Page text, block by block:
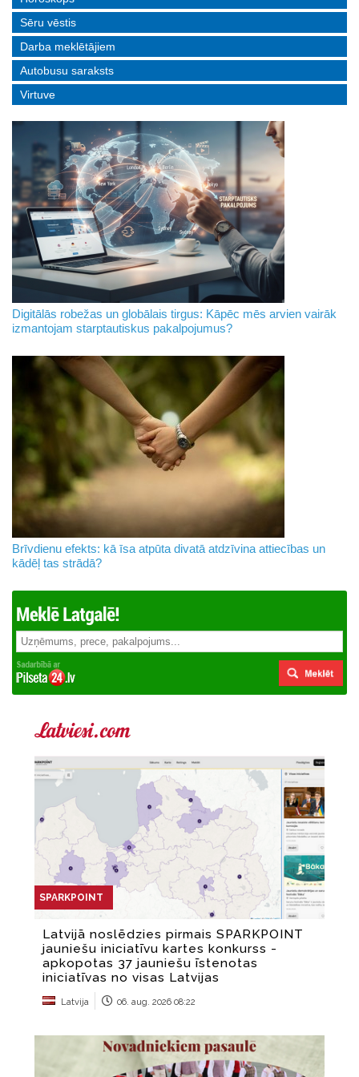
Sēru vēstis
Darba meklētājiem
Autobusu saraksts
Virtuve
Digitālās robežas un globālais tirgus: Kāpēc mēs arvien vairāk
izmantojam starptautiskus pakalpojumus?
Brīvdienu efekts: kā īsa atpūta divatā atdzīvina attiecības un
kādēļ tas strādā?